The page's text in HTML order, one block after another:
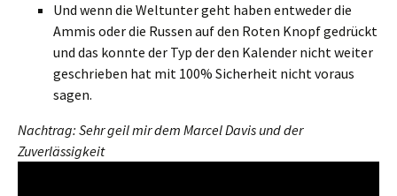
Und wenn die Weltunter geht haben entweder die
Ammis oder die Russen auf den Roten Knopf gedrückt
und das konnte der Typ der den Kalender nicht weiter
geschrieben hat mit 100% Sicherheit nicht voraus
sagen.
Nachtrag: Sehr geil mir dem Marcel Davis und der
Zuverlässigkeit